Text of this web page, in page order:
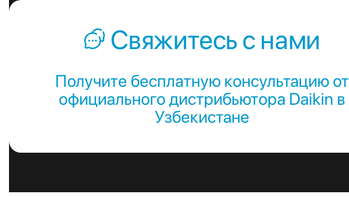
Свяжитесь с нами
Получите бесплатную консультацию от
официального дистрибьютора Daikin в
Узбекистане